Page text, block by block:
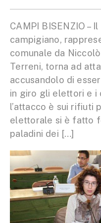
CAMPI BISENZIO –
campigiano,
comunale da
Terreni, torna ad
accusandolo di
in giro gli elettori e i
l’attacco è sui rifiuti
elettorale si è fatto
paladini dei […]